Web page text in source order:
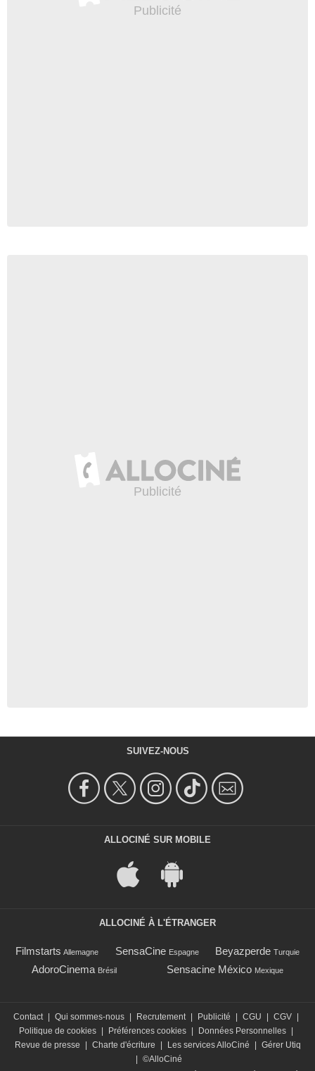
SUIVEZ-NOUS
ALLOCINÉ SUR MOBILE
ALLOCINÉ À L'ÉTRANGER
Filmstarts Allemagne SensaCine Espagne Beyazperde Turquie
AdoroCinema Brésil Sensacine México Mexique
Contact Qui sommes-nous Recrutement Publicité CGU CGV
Politique de cookies
Préférences cookies Données Personnelles
Revue de presse
Charte d'écriture Les services AlloCiné
Gérer Utiq
©AlloCiné